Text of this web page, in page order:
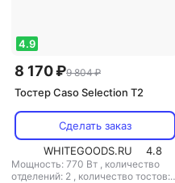
4.9
8 170 ₽9 804 ₽
Тостер Caso Selection T2
Сделать заказ
WHITEGOODS.RU
4.8
Мощность: 770 Вт , количество
отделений: 2 , количество тостов: